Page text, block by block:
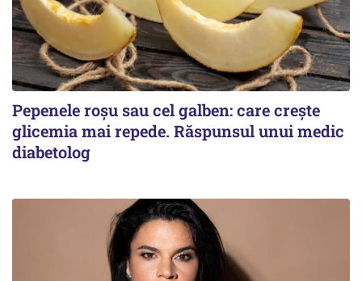
Pepenele roșu sau cel galben: care crește
glicemia mai repede. Răspunsul unui medic
diabetolog